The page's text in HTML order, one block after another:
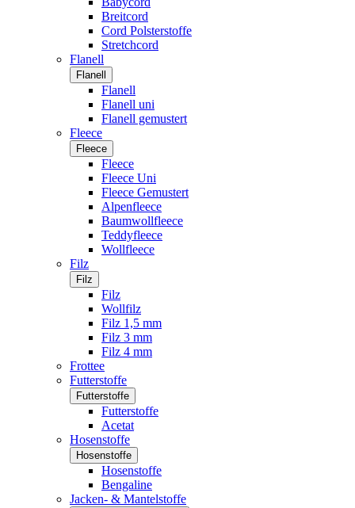
Breitcord
Cord Polsterstoffe
Stretchcord
Flanell
Flanell
Flanell
Flanell uni
Flanell gemustert
Fleece
Fleece
Fleece
Fleece Uni
Fleece Gemustert
Alpenfleece
Baumwollfleece
Teddyfleece
Wollfleece
Filz
Filz
Filz
Wollfilz
Filz 1,5 mm
Filz 3 mm
Filz 4 mm
Frottee
Futterstoffe
Futterstoffe
Futterstoffe
Acetat
Hosenstoffe
Hosenstoffe
Hosenstoffe
Bengaline
Jacken- & Mantelstoffe